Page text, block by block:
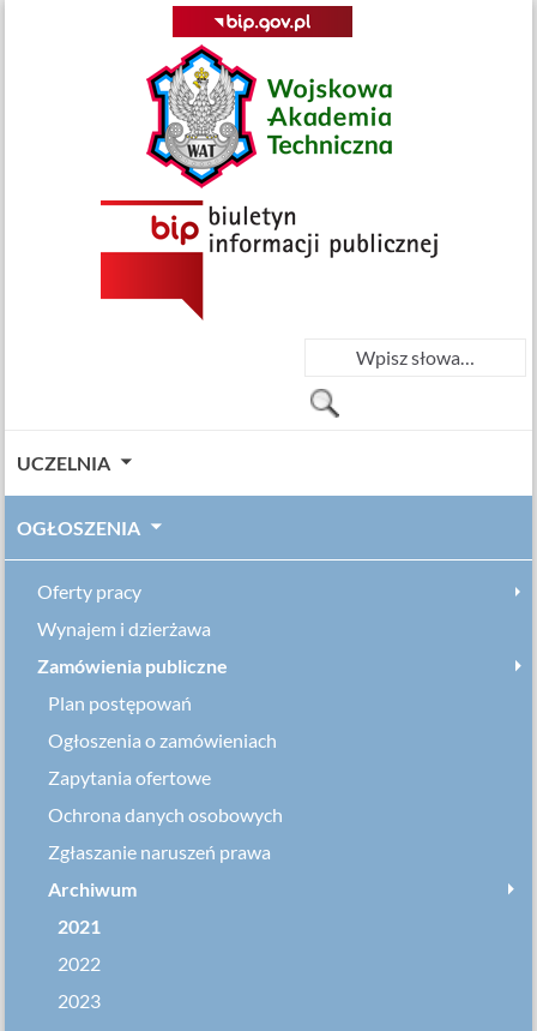
UCZELNIA
OGŁOSZENIA
Oferty pracy
Wynajem i dzierżawa
Zamówienia publiczne
Plan postępowań
Ogłoszenia o zamówieniach
Zapytania ofertowe
Ochrona danych osobowych
Zgłaszanie naruszeń prawa
Archiwum
2021
2022
2023